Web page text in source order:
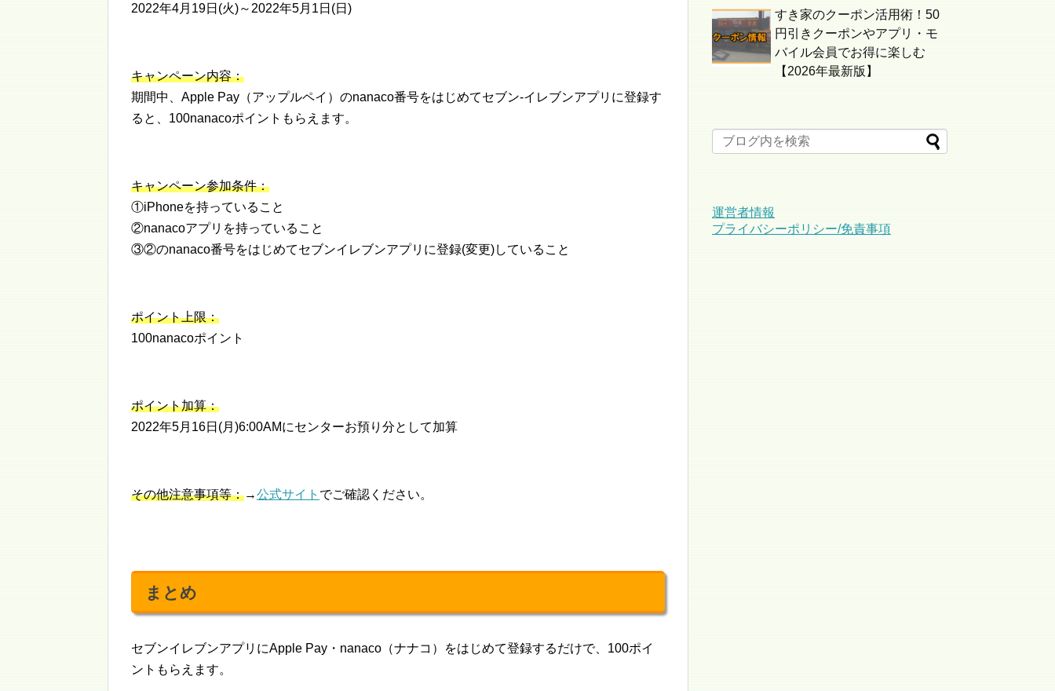
2022年4月19日(火)～2022年5月1日(日)
キャンペーン内容：
期間中、Apple Pay（アップルペイ）のnanaco番号をはじめてセブン‐イレブンアプリに登録す
ると、100nanacoポイントもらえます。
キャンペーン参加条件：
①iPhoneを持っていること
②nanacoアプリを持っていること
③②のnanaco番号をはじめてセブンイレブンアプリに登録(変更)していること
ポイント上限：
100nanacoポイント
ポイント加算：
2022年5月16日(月)6:00AMにセンターお預り分として加算
その他注意事項等：→公式サイト でご確認ください。
まとめ
セブンイレブンアプリにApple Pay・nanaco（ナナコ）をはじめて登録するだけで、100ポイ
ントもらえます。
すき家のクーポン活用術！50
円引きクーポンやアプリ・モ
バイル会員でお得に楽しむ
【2026年最新版】
運営者情報
プライバシーポリシー/免責事項